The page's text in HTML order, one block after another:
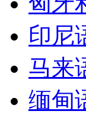
印尼
马来
缅甸